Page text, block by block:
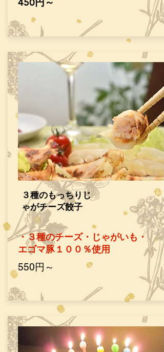
​３種のもっちりじ
ゃがチーズ餃子
・３種のチーズ・じゃがいも・
​エゴマ豚１００％使用
​550円～